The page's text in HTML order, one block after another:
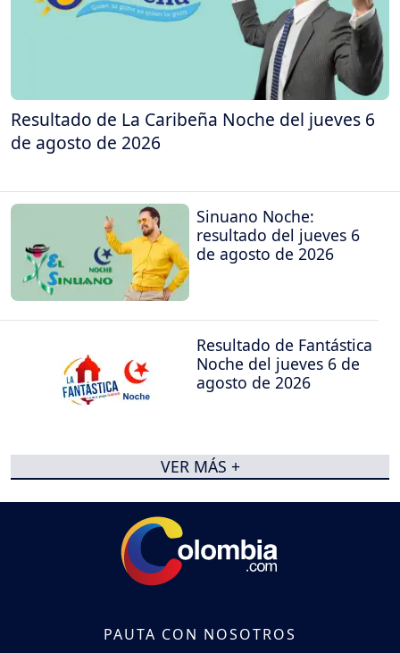
Resultado de La Caribeña Noche del jueves 6
de agosto de 2026
Sinuano Noche:
resultado del jueves 6
de agosto de 2026
Resultado de Fantástica
Noche del jueves 6 de
agosto de 2026
VER MÁS +
PAUTA CON NOSOTROS